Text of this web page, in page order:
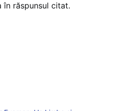
în răspunsul citat.